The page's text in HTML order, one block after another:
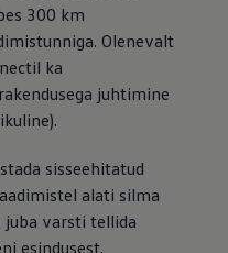
300 km
Olenevalt
ka
juhtimine
sisseehitatud
alati silma
juba varsti tellida
esindusest.